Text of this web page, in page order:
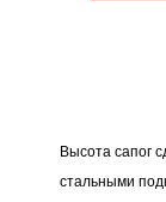
Высота сапог
стальными